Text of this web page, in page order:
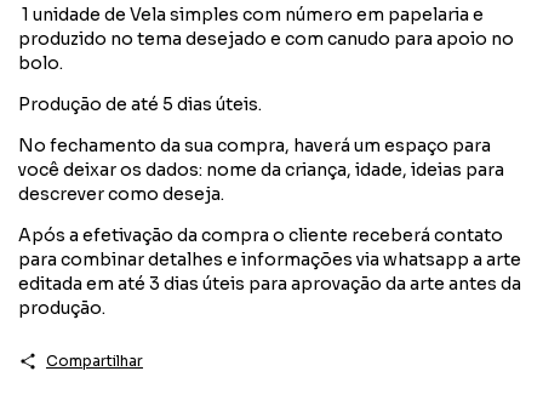
1 unidade de Vela simples com número em papelaria e
produzido no tema desejado e com canudo para apoio no
bolo.
Produção de até 5 dias úteis.
No fechamento da sua compra, haverá um espaço para
você deixar os dados: nome da criança, idade, ideias para
descrever como deseja.
Após a efetivação da compra o cliente receberá contato
para combinar detalhes e informações via whatsapp a arte
editada em até 3 dias úteis para aprovação da arte antes da
produção.
Compartilhar